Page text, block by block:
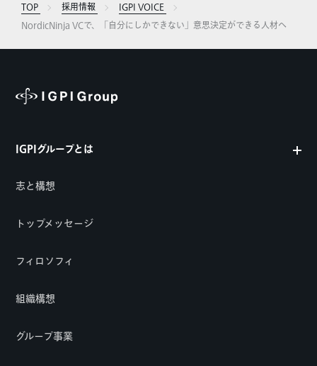
TOP 採用情報
IGPI VOICE
NordicNinja VCで、「自分にしかできない」意思決定ができる人材へ
IGPIグループとは
志と構想
トップメッセージ
フィロソフィ
組織構想
グループ事業